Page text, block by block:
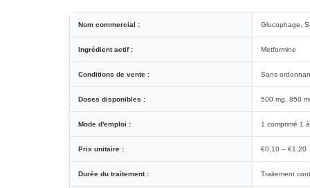
Nom commercial : Glucophage,
Ingrédient actif : Metformine
Conditions de vente : Sans
Doses disponibles : 500 mg, 850
Mode d'emploi : 1 comprimé 1
Prix unitaire : €0.10 – €1.20
Durée du traitement : Traitement